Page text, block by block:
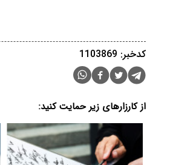
کدخبر: 1103869
از کارزارهای زیر حمایت کنید: